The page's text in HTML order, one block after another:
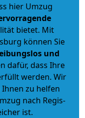
hier Umzug
bietet. Mit
können Sie
und
dafür, dass Ihre
werden. Wir
zu helfen
nach Regis-
ist.